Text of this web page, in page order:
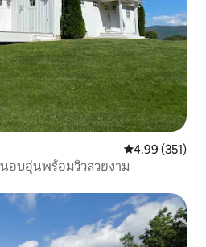
คะแนนเฉลี่ย
4.99 (351)
อบอุ่นพร้อมวิวสวยงาม